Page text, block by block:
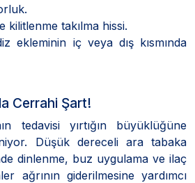
kilitlenme takılma hissi.
ekleminin iç veya dış kısmında
Cerrahi Şart!
tedavisi yırtığın büyüklüğüne
Düşük dereceli ara tabaka
dinlenme, buz uygulama ve ilaç
ağrının giderilmesine yardımcı